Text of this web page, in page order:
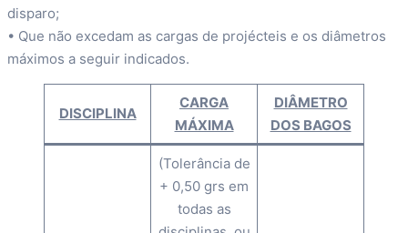
disparo;
• Que não excedam as cargas de projécteis e os diâmetros
máximos a seguir indicados.
DISCIPLINA
CARGA
MÁXIMA
DIÂMETRO
DOS BAGOS
(Tolerância de
+ 0,50 grs em
todas as